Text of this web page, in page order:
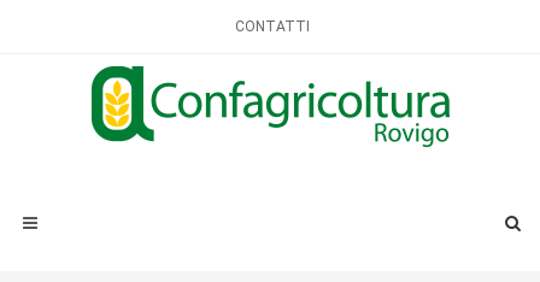
CONTATTI